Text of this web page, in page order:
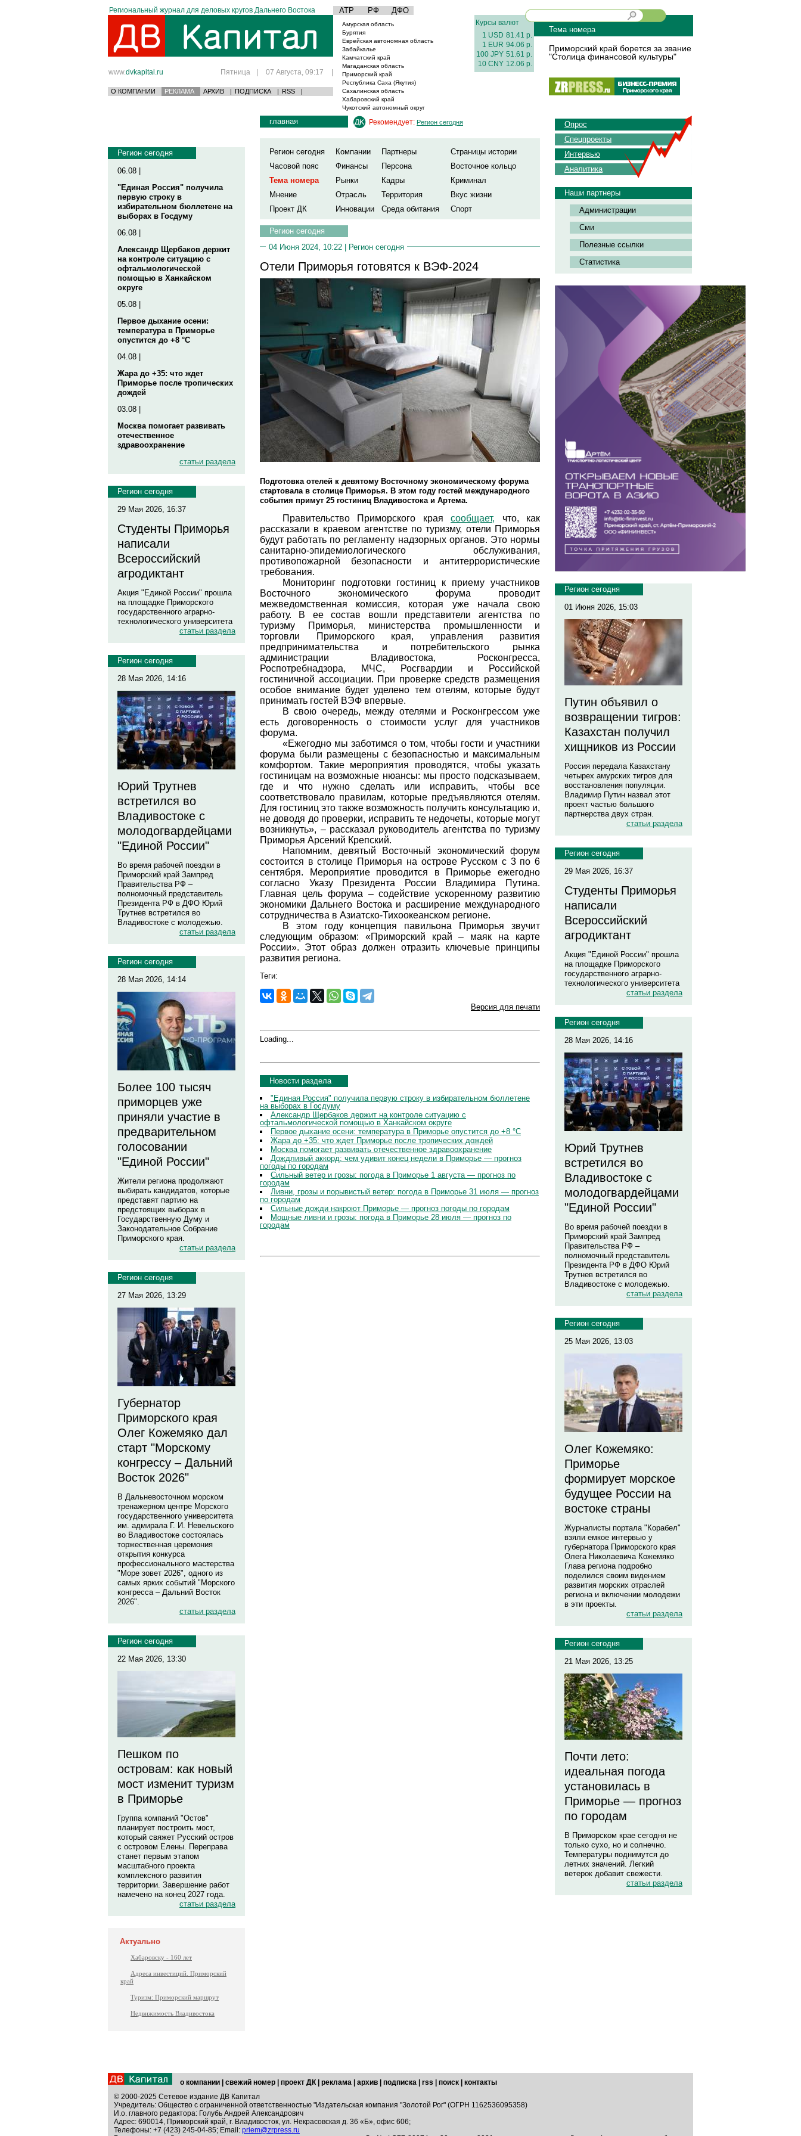
Региональный журнал для деловых кругов Дальнего Востока АТР РФ ДФО
www.dvkapital.ru Пятница | 07 Августа, 09:17 |
О КОМПАНИИ РЕКЛАМА АРХИВ | ПОДПИСКА | RSS |
Амурская область
Бурятия
Еврейская автономная область
Забайкалье
Камчатский край
Магаданская область
Приморский край
Республика Саха (Якутия)
Сахалинская область
Хабаровский край
Чукотский автономный округ
Курсы валют
1 USD 81.41 р.
1 EUR 94.06 р.
100 JPY 51.61 р.
10 CNY 12.06 р.
Тема номера
Приморский край борется за звание
"Столица финансовой культуры"
Регион сегодня
06.08 |
"Единая Россия" получила
первую строку в
избирательном бюллетене на
выборах в Госдуму
06.08 |
Александр Щербаков держит
на контроле ситуацию с
офтальмологической
помощью в Ханкайском
округе
05.08 |
Первое дыхание осени:
температура в Приморье
опустится до +8 °C
04.08 |
Жара до +35: что ждет
Приморье после тропических
дождей
03.08 |
Москва помогает развивать
отечественное
здравоохранение
статьи раздела
Регион сегодня
29 Мая 2026, 16:37
Студенты Приморья
написали
Всероссийский
агродиктант
Акция "Единой России" прошла
на площадке Приморского
государственного аграрно-
технологического университета
статьи раздела
Регион сегодня
28 Мая 2026, 14:16
Юрий Трутнев
встретился во
Владивостоке с
молодогвардейцами
"Единой России"
Во время рабочей поездки в
Приморский край Зампред
Правительства РФ –
полномочный представитель
Президента РФ в ДФО Юрий
Трутнев встретился во
Владивостоке с молодежью.
статьи раздела
Регион сегодня
28 Мая 2026, 14:14
Более 100 тысяч
приморцев уже
приняли участие в
предварительном
голосовании
"Единой России"
Жители региона продолжают
выбирать кандидатов, которые
представят партию на
предстоящих выборах в
Государственную Думу и
Законодательное Собрание
Приморского края.
статьи раздела
Регион сегодня
27 Мая 2026, 13:29
Губернатор
Приморского края
Олег Кожемяко дал
старт "Морскому
конгрессу – Дальний
Восток 2026"
В Дальневосточном морском
тренажерном центре Морского
государственного университета
им. адмирала Г. И. Невельского
во Владивостоке состоялась
торжественная церемония
открытия конкурса
профессионального мастерства
"Море зовет 2026", одного из
самых ярких событий "Морского
конгресса – Дальний Восток
2026".
статьи раздела
Регион сегодня
22 Мая 2026, 13:30
Пешком по
островам: как новый
мост изменит туризм
в Приморье
Группа компаний "Остов"
планирует построить мост,
который свяжет Русский остров
с островом Елены. Переправа
станет первым этапом
масштабного проекта
комплексного развития
территории. Завершение работ
намечено на конец 2027 года.
статьи раздела
Актуально
Хабаровску - 160 лет
Адреса инвестиций. Приморский
край
Туризм: Приморский маршрут
Недвижимость Владивостока
главная Рекомендует: Регион сегодня
Регион сегодня Компании Партнеры
Страницы истории
Часовой пояс
Финансы Персона
Восточное кольцо
Тема номера
Рынки Кадры
Криминал
Мнение
Отрасль Территория
Вкус жизни
Проект ДК
Инновации Среда обитания Спорт
Регион сегодня
04 Июня 2024, 10:22 | Регион сегодня
Отели Приморья готовятся к ВЭФ-2024
Подготовка отелей к девятому Восточному экономическому форума
стартовала в столице Приморья. В этом году гостей международного
события примут 25 гостиниц Владивостока и Артема.
Правительство Приморского краясообщает, что, как
рассказали в краевом агентстве по туризму, отели Приморья
будут работать по регламенту надзорных органов. Это нормы
санитарно-эпидемиологического обслуживания,
противопожарной безопасности и антитеррористические
требования.
Мониторинг подготовки гостиниц к приему участников
Восточного экономического форума проводит
межведомственная комиссия, которая уже начала свою
работу. В ее состав вошли представители агентства по
туризму Приморья, министерства промышленности и
торговли Приморского края, управления развития
предпринимательства и потребительского рынка
администрации Владивостока, Росконгресса,
Роспотребнадзора, МЧС, Росгвардии и Российской
гостиничной ассоциации. При проверке средств размещения
особое внимание будет уделено тем отелям, которые будут
принимать гостей ВЭФ впервые.
В свою очередь, между отелями и Росконгрессом уже
есть договоренность о стоимости услуг для участников
форума.
«Ежегодно мы заботимся о том, чтобы гости и участники
форума были размещены с безопасностью и максимальным
комфортом. Такие мероприятия проводятся, чтобы указать
гостиницам на возможные нюансы: мы просто подсказываем,
где и что нужно сделать или исправить, чтобы все
соответствовало правилам, которые предъявляются отелям.
Для гостиниц это также возможность получить консультацию и,
не доводя до проверки, исправить те недочеты, которые могут
возникнуть», – рассказал руководитель агентства по туризму
Приморья Арсений Крепский.
Напомним, девятый Восточный экономический форум
состоится в столице Приморья на острове Русском с 3 по 6
сентября. Мероприятие проводится в Приморье ежегодно
согласно Указу Президента России Владимира Путина.
Главная цель форума – содействие ускоренному развитию
экономики Дальнего Востока и расширение международного
сотрудничества в Азиатско-Тихоокеанском регионе.
В этом году концепция павильона Приморья звучит
следующим образом: «Приморский край – маяк на карте
России». Этот образ должен отразить ключевые принципы
развития региона.
Теги:
Версия для печати
Loading...
Новости раздела
"Единая Россия" получила первую строку в избирательном бюллетене
на выборах в Госдуму
Александр Щербаков держит на контроле ситуацию с
офтальмологической помощью в Ханкайском округе
Первое дыхание осени: температура в Приморье опустится до +8 °C
Жара до +35: что ждет Приморье после тропических дождей
Москва помогает развивать отечественное здравоохранение
Дождливый аккорд: чем удивит конец недели в Приморье — прогноз
погоды по городам
Сильный ветер и грозы: погода в Приморье 1 августа — прогноз по
городам
Ливни, грозы и порывистый ветер: погода в Приморье 31 июля — прогноз
по городам
Сильные дожди накроют Приморье — прогноз погоды по городам
Мощные ливни и грозы: погода в Приморье 28 июля — прогноз по
городам
Опрос
Спецпроекты
Интервью
Аналитика
Наши партнеры
Администрации
Сми
Полезные ссылки
Статистика
Регион сегодня
01 Июня 2026, 15:03
Путин объявил о
возвращении тигров:
Казахстан получил
хищников из России
Россия передала Казахстану
четырех амурских тигров для
восстановления популяции.
Владимир Путин назвал этот
проект частью большого
партнерства двух стран.
статьи раздела
Регион сегодня
29 Мая 2026, 16:37
Студенты Приморья
написали
Всероссийский
агродиктант
Акция "Единой России" прошла
на площадке Приморского
государственного аграрно-
технологического университета
статьи раздела
Регион сегодня
28 Мая 2026, 14:16
Юрий Трутнев
встретился во
Владивостоке с
молодогвардейцами
"Единой России"
Во время рабочей поездки в
Приморский край Зампред
Правительства РФ –
полномочный представитель
Президента РФ в ДФО Юрий
Трутнев встретился во
Владивостоке с молодежью.
статьи раздела
Регион сегодня
25 Мая 2026, 13:03
Олег Кожемяко:
Приморье
формирует морское
будущее России на
востоке страны
Журналисты портала "Корабел"
взяли емкое интервью у
губернатора Приморского края
Олега Николаевича Кожемяко
Глава региона подробно
поделился своим видением
развития морских отраслей
региона и включении молодежи
в эти проекты.
статьи раздела
Регион сегодня
21 Мая 2026, 13:25
Почти лето:
идеальная погода
установилась в
Приморье — прогноз
по городам
В Приморском крае сегодня не
только сухо, но и солнечно.
Температуры поднимутся до
летних значений. Легкий
ветерок добавит свежести.
статьи раздела
о компании свежий номер проект ДК реклама архив подписка rss поиск
контакты
© 2000-2025 Сетевое издание ДВ Капитал
Учредитель: Общество с ограниченной ответственностью "Издательская компания "Золотой Рог" (ОГРН 1162536095358)
И.о. главного редактора: Голубь Андрей Александрович
Адрес: 690014, Приморский край, г. Владивосток, ул. Некрасовская д. 36 «Б», офис 606;
Телефоны: +7 (423) 245-04-85; Email: priem@zrpress.ru